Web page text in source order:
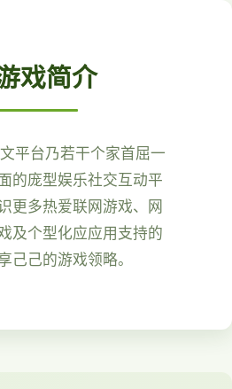
戏简介
平台乃若干个家首屈一
的庞型娱乐社交互动平
更多热爱联网游戏、网
及个型化应应用支持的
己己的游戏领略。